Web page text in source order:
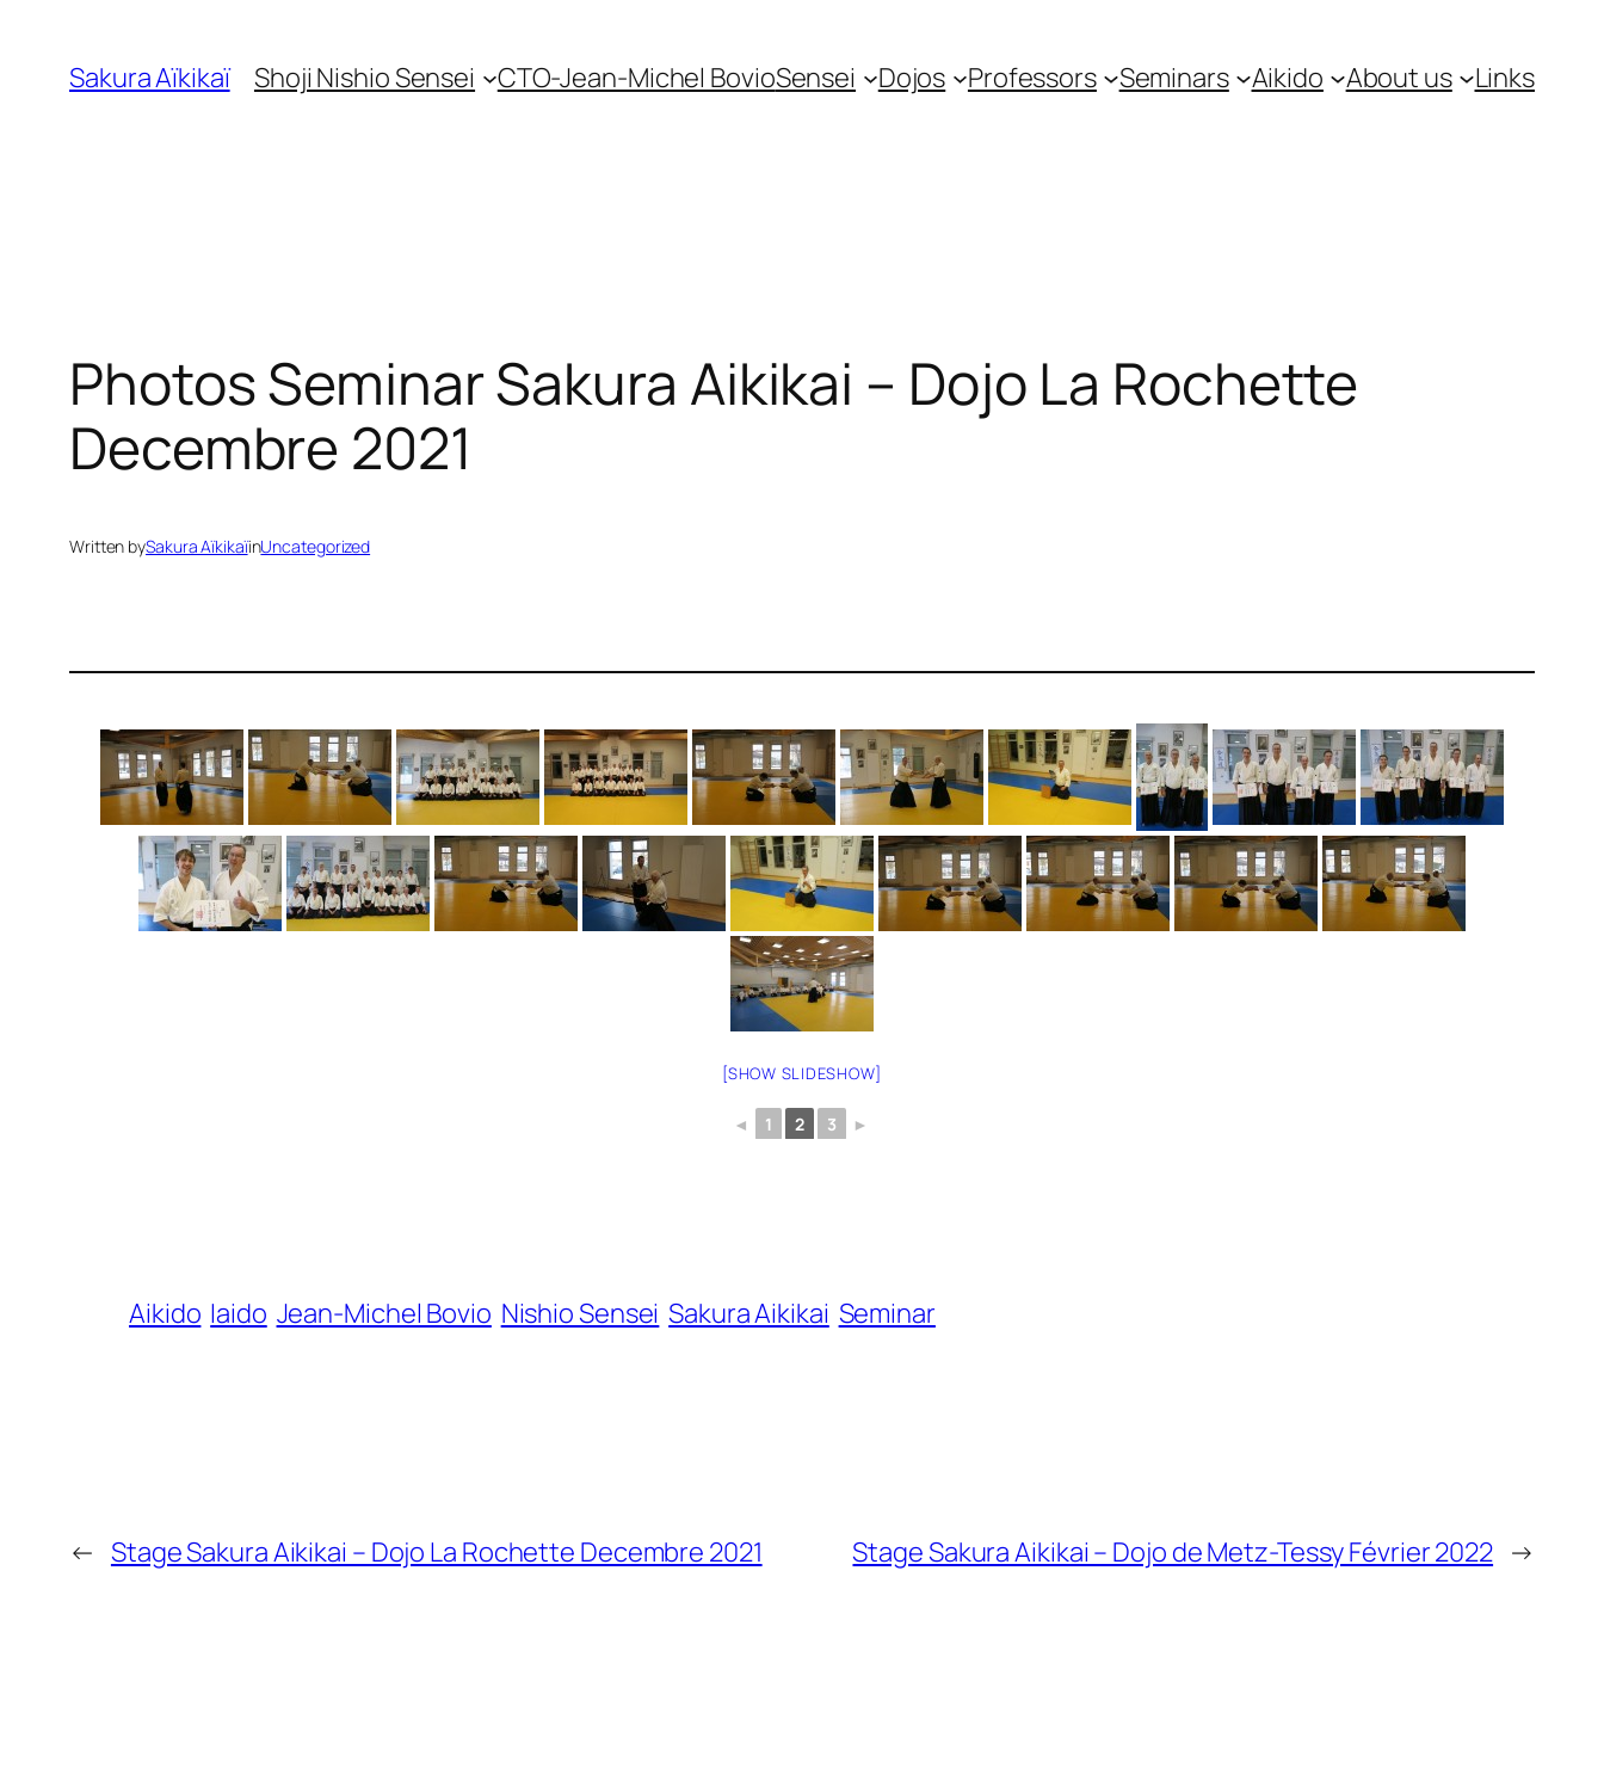
content
Sakura Aïkikaï Shoji Nishio Sensei CTO-Jean-Michel BovioSensei Dojos Professors Seminars Aikido About us Links
Photos Seminar Sakura Aikikai – Dojo La Rochette
Decembre 2021
Written bySakura AïkikaïinUncategorized
[SHOW SLIDESHOW]
◄ 1 2 3 ►
Aikido Iaido Jean-Michel Bovio Nishio Sensei Sakura Aikikai Seminar
← Stage Sakura Aikikai – Dojo La Rochette Decembre 2021 Stage Sakura Aikikai – Dojo de Metz-Tessy Février 2022 →